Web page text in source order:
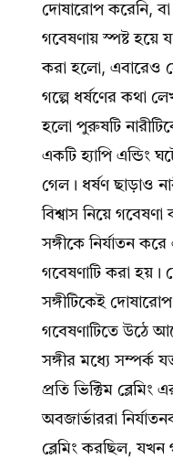
দোষারোপ করেনি, বা
গবেষণায় স্পষ্ট হয়ে
করা হলো, এবারেও
গল্পে ধর্ষণের কথা
হলো পুরুষটি
একটি হ্যাপি এন্ডিং
গেল। ধর্ষণ ছাড়াও
বিশ্বাস নিয়ে
সঙ্গীকে নির্যাতন
গবেষণাটি করা হয়।
সঙ্গীটিকেই
গবেষণাটিতে উঠে
সঙ্গীর মধ্যে সম্পর্ক
প্রতি ভিক্টিম
অবজার্ভাররা
ব্লেমিং করছিল, যখন